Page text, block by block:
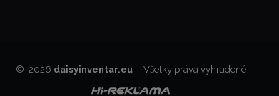
© 2026 daisyinventar.euVšetky práva vyhradené